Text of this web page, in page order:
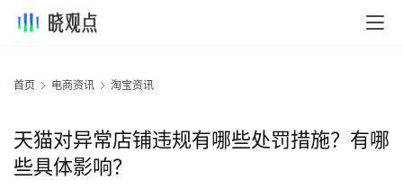
首页 电商资讯 淘宝资讯
天猫对异常店铺违规有哪些处罚措施？有哪
些具体影响？